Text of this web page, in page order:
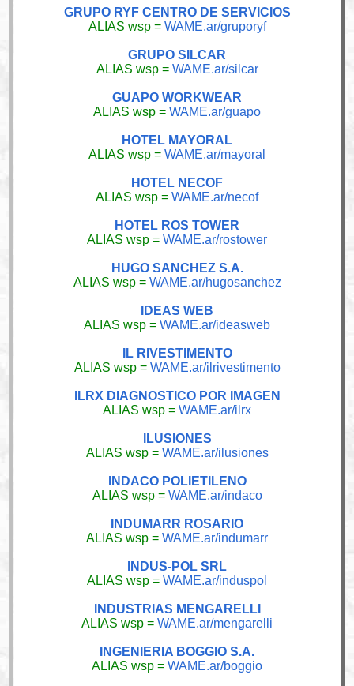
GRUPO RYF CENTRO DE SERVICIOS
ALIAS wsp = WAME.ar/gruporyf
GRUPO SILCAR
ALIAS wsp = WAME.ar/silcar
GUAPO WORKWEAR
ALIAS wsp = WAME.ar/guapo
HOTEL MAYORAL
ALIAS wsp = WAME.ar/mayoral
HOTEL NECOF
ALIAS wsp = WAME.ar/necof
HOTEL ROS TOWER
ALIAS wsp = WAME.ar/rostower
HUGO SANCHEZ S.A.
ALIAS wsp = WAME.ar/hugosanchez
IDEAS WEB
ALIAS wsp = WAME.ar/ideasweb
IL RIVESTIMENTO
ALIAS wsp = WAME.ar/ilrivestimento
ILRX DIAGNOSTICO POR IMAGEN
ALIAS wsp = WAME.ar/ilrx
ILUSIONES
ALIAS wsp = WAME.ar/ilusiones
INDACO POLIETILENO
ALIAS wsp = WAME.ar/indaco
INDUMARR ROSARIO
ALIAS wsp = WAME.ar/indumarr
INDUS-POL SRL
ALIAS wsp = WAME.ar/induspol
INDUSTRIAS MENGARELLI
ALIAS wsp = WAME.ar/mengarelli
INGENIERIA BOGGIO S.A.
ALIAS wsp = WAME.ar/boggio